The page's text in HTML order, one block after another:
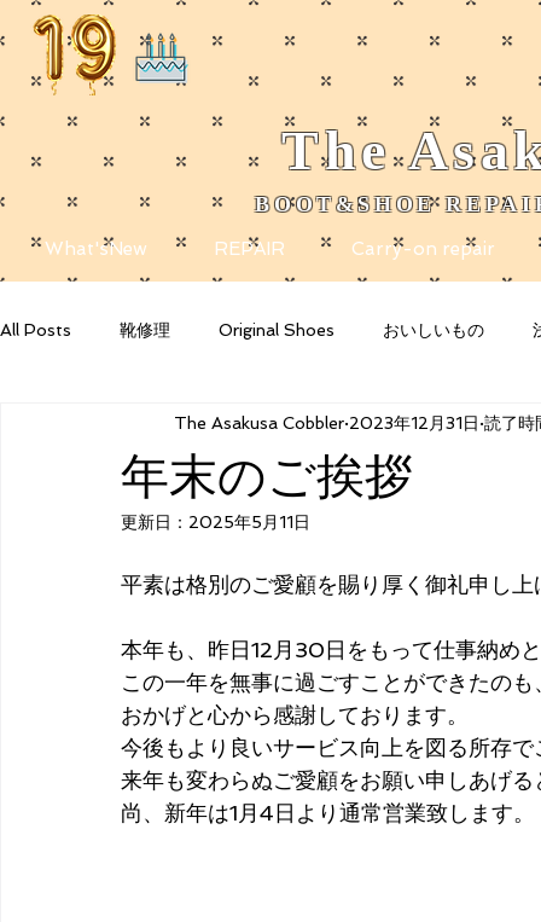
The
​BOOT&SHOE
What'sNew REPAIR Carry-on repair
All Posts 靴修理 Original Shoes おいしいもの
Your Community Blogging Tips
年末のご挨拶
The Asakusa Cobbler 2023年12月31日 読了時
更新日： 2025年5月11日
平素は格別のご愛顧を賜り厚く御礼申し上
本年も、昨日12月30日をもって仕事納め
この一年を無事に過ごすことができたの
おかげと心から感謝しております。
今後もより良いサービス向上を図る所存で
来年も変わらぬご愛顧をお願い申しあげ
尚、新年は1月4日より通常営業致します。